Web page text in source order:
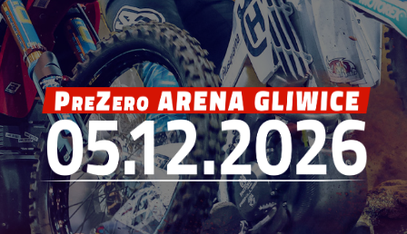
BILETY_EVENTIM.PL
BILETY_EBILET.PL